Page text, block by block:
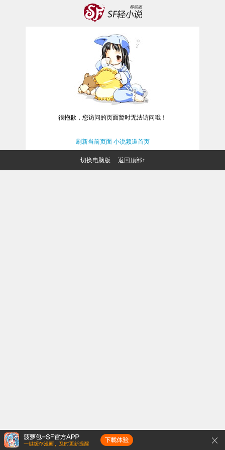
很抱歉，您访问的页面暂时无法访问哦！
刷新当前页面 小说频道首页
切换电脑版 返回顶部↑